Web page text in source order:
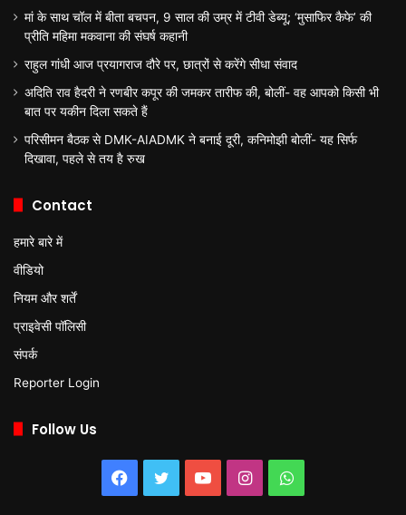
मां के साथ चॉल में बीता बचपन, 9 साल की उम्र में टीवी डेब्यू; ‘मुसाफिर कैफे’ की
प्रीति महिमा मकवाना की संघर्ष कहानी
राहुल गांधी आज प्रयागराज दौरे पर, छात्रों से करेंगे सीधा संवाद
अदिति राव हैदरी ने रणबीर कपूर की जमकर तारीफ की, बोलीं- वह आपको किसी भी
बात पर यकीन दिला सकते हैं
परिसीमन बैठक से DMK-AIADMK ने बनाई दूरी, कनिमोझी बोलीं- यह सिर्फ
दिखावा, पहले से तय है रुख
Contact
हमारे बारे में
वीडियो
नियम और शर्तें
प्राइवेसी पॉलिसी
संपर्क
Reporter Login
Follow Us
Facebook
TwitterYouTubeInstagramWhatsApp